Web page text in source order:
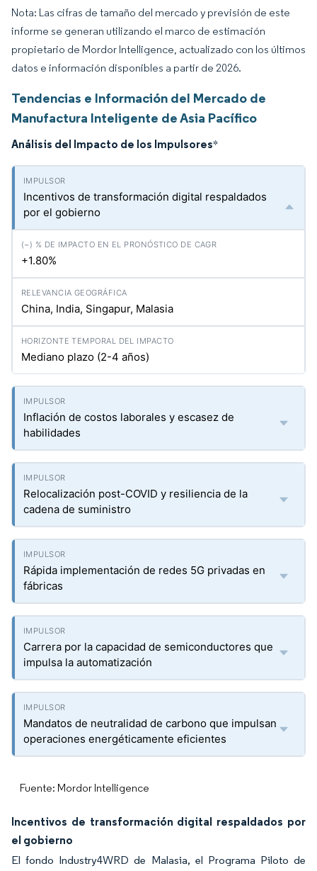
Nota: Las cifras de tamaño del mercado y previsión de este
informe se generan utilizando el marco de estimación
propietario de Mordor Intelligence, actualizado con los últimos
datos e información disponibles a partir de 2026.
Tendencias e Información del Mercado de
Manufactura Inteligente de Asia Pacífico
Análisis del Impacto de los Impulsores*
Incentivos de transformación digital respaldados
por el gobierno
+1.80%
China, India, Singapur, Malasia
Mediano plazo (2-4 años)
Inflación de costos laborales y escasez de
habilidades
Relocalización post-COVID y resiliencia de la
cadena de suministro
Rápida implementación de redes 5G privadas en
fábricas
Carrera por la capacidad de semiconductores que
impulsa la automatización
Mandatos de neutralidad de carbono que impulsan
operaciones energéticamente eficientes
Fuente: Mordor Intelligence
Incentivos de transformación digital respaldados por
el gobierno
El fondo Industry4WRD de Malasia, el Programa Piloto de